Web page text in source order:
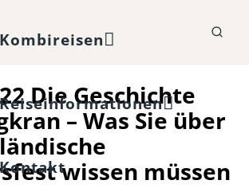
Kombireisen
Reiseinformationen
Kontakt
Die Geschichte
– Was Sie über
wissen müssen